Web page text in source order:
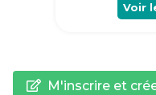
Voir
M'inscrire et